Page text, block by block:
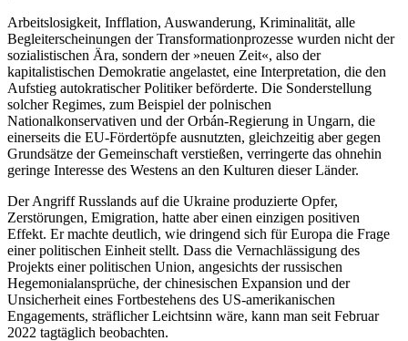
Arbeitslosigkeit, Infflation, Auswanderung, Kriminalität, alle
Begleiterscheinungen der Transformationprozesse wurden nicht der
sozialistischen Ära, sondern der »neuen Zeit«, also der
kapitalistischen Demokratie angelastet, eine Interpretation, die den
Aufstieg autokratischer Politiker beförderte. Die Sonderstellung
solcher Regimes, zum Beispiel der polnischen
Nationalkonservativen und der Orbán-Regierung in Ungarn, die
einerseits die EU-Fördertöpfe ausnutzten, gleichzeitig aber gegen
Grundsätze der Gemeinschaft verstießen, verringerte das ohnehin
geringe Interesse des Westens an den Kulturen dieser Länder.
Der Angriff Russlands auf die Ukraine produzierte Opfer,
Zerstörungen, Emigration, hatte aber einen einzigen positiven
Effekt. Er machte deutlich, wie dringend sich für Europa die Frage
einer politischen Einheit stellt. Dass die Vernachlässigung des
Projekts einer politischen Union, angesichts der russischen
Hegemonialansprüche, der chinesischen Expansion und der
Unsicherheit eines Fortbestehens des US-amerikanischen
Engagements, sträflicher Leichtsinn wäre, kann man seit Februar
2022 tagtäglich beobachten.